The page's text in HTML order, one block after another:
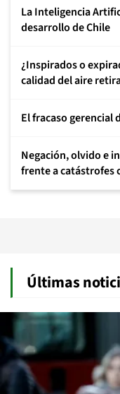
La Inteligencia
desarrollo de Chile
¿Inspirados o
calidad del aire
El fracaso gerencial
Negación, olvido e
frente a catástrofes
Últimas